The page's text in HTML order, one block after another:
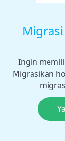
Ingin
Migrasikan